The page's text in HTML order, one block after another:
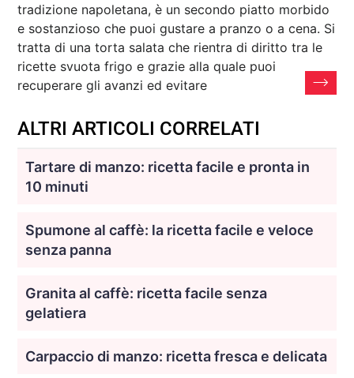
tradizione napoletana, è un secondo piatto morbido
e sostanzioso che puoi gustare a pranzo o a cena. Si
tratta di una torta salata che rientra di diritto tra le
ricette svuota frigo e grazie alla quale puoi
recuperare gli avanzi ed evitare
ALTRI ARTICOLI CORRELATI
Tartare di manzo: ricetta facile e pronta in
10 minuti
Spumone al caffè: la ricetta facile e veloce
senza panna
Granita al caffè: ricetta facile senza
gelatiera
Carpaccio di manzo: ricetta fresca e delicata